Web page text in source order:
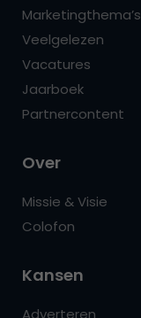
Marketingthema’s
Veelgelezen
Vacatures
Jaarboek
Partnercontent
Over
Missie & Visie
Colofon
Kansen
Adverteren